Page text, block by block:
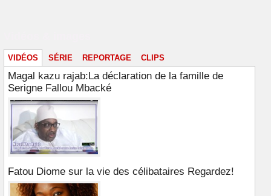
VIDÉOS SÉRIE REPORTAGE CLIPS
Magal kazu rajab:La déclaration de la famille de
Serigne Fallou Mbacké
Fatou Diome sur la vie des célibataires Regardez!